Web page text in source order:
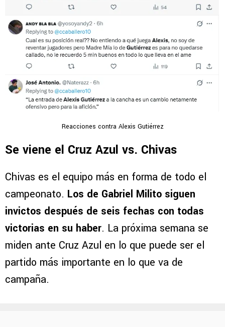
Reacciones contra Alexis Gutiérrez
Se viene el Cruz Azul vs. Chivas
Chivas es el equipo más en forma de todo el
campeonato. Los de Gabriel Milito siguen
invictos después de seis fechas con todas
victorias en su haber. La próxima semana se
miden ante Cruz Azul en lo que puede ser el
partido más importante en lo que va de
campaña.